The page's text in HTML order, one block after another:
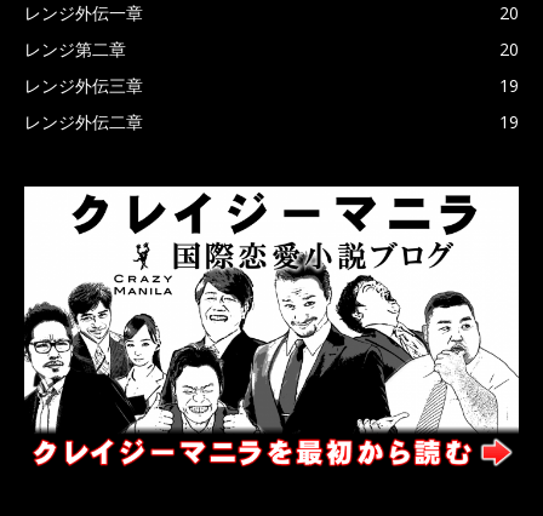
レンジ外伝一章
20
レンジ第二章
20
レンジ外伝三章
19
レンジ外伝二章
19